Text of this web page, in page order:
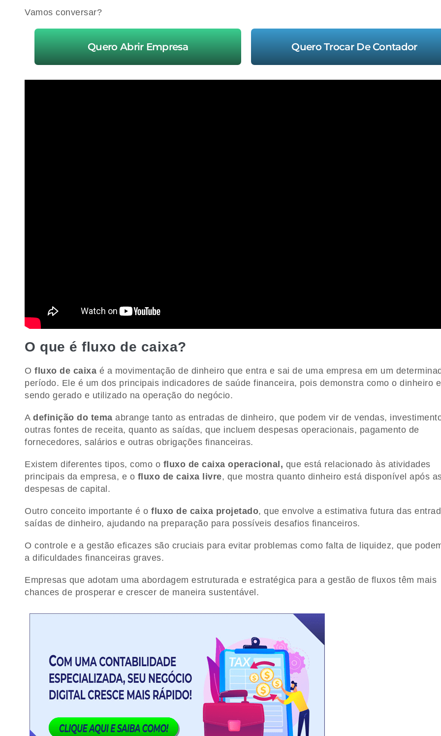
Vamos conversar?
Quero Abrir Empresa Quero Trocar De Contador
O que é fluxo de caixa?
O fluxo de caixa é a movimentação de dinheiro que entra e sai de uma empresa em um
período. Ele é um dos principais indicadores de saúde financeira, pois demonstra como o dinheiro
sendo gerado e utilizado na operação do negócio.
A definição do tema abrange tanto as entradas de dinheiro, que podem vir de vendas,
outras fontes de receita, quanto as saídas, que incluem despesas operacionais, pagamento de
fornecedores, salários e outras obrigações financeiras.
Existem diferentes tipos, como o fluxo de caixa operacional, que está relacionado às atividades
principais da empresa, e o fluxo de caixa livre, que mostra quanto dinheiro está disponível após
despesas de capital.
Outro conceito importante é o fluxo de caixa projetado, que envolve a estimativa futura das
saídas de dinheiro, ajudando na preparação para possíveis desafios financeiros.
O controle e a gestão eficazes são cruciais para evitar problemas como falta de liquidez, que
a dificuldades financeiras graves.
Empresas que adotam uma abordagem estruturada e estratégica para a gestão de fluxos têm mais
chances de prosperar e crescer de maneira sustentável.